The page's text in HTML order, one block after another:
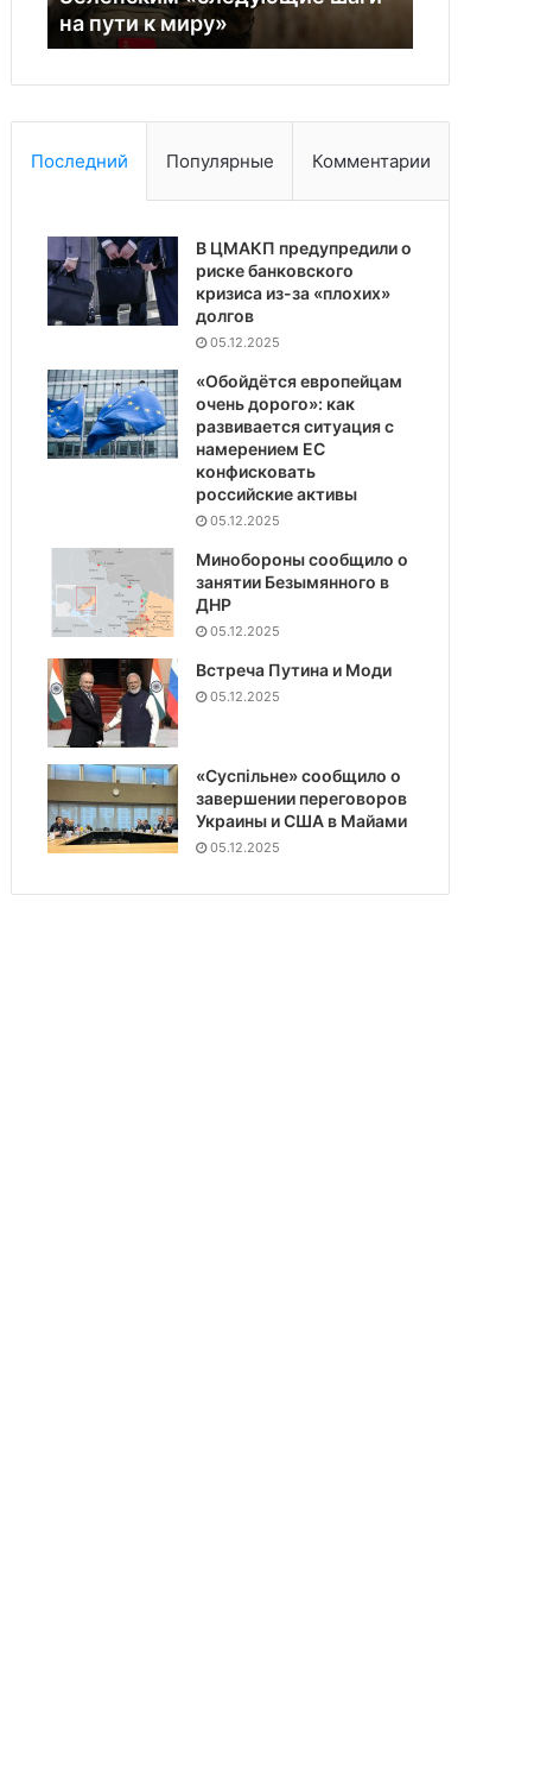
пути
к
на пути к миру»
в
Последний Популярные Комментарии
В ЦМАКП предупредили о
риске банковского
кризиса из-за «плохих»
долгов
05.12.2025
«Обойдётся европейцам
очень дорого»: как
развивается ситуация с
намерением ЕС
конфисковать
российские активы
05.12.2025
Минобороны сообщило о
занятии Безымянного в
ДНР
05.12.2025
Встреча Путина и Моди
05.12.2025
«Суспiльне» сообщило о
завершении переговоров
Украины и США в Майами
05.12.2025